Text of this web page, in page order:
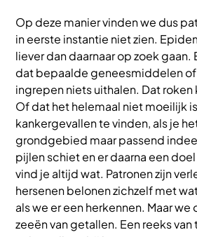
Op deze manier vinden we dus
in eerste instantie niet zien.
liever dan daarnaar op zoek gaan.
dat bepaalde geneesmiddelen
ingrepen niets uithalen. Dat roken
Of dat het helemaal niet moeilijk
kankergevallen te vinden, als je
grondgebied maar passend
pijlen schiet en er daarna een
vind je altijd wat. Patronen zijn
hersenen belonen zichzelf met
als we er een herkennen. Maar we
zeeën van getallen. Een reeks